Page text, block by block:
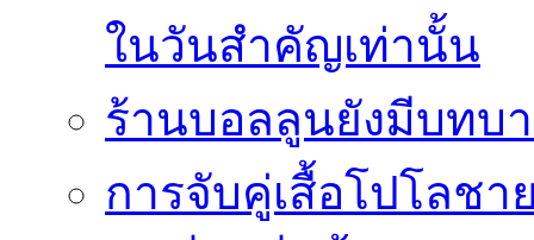
ในวันสำคัญเท่านั้น
ร้านบอลลูนยังมีบทบ
การจับคู่เสื้อโปโลชา